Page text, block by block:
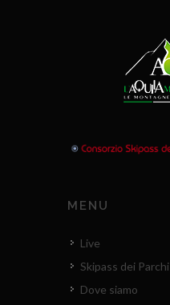
MENU
Live
Skipass dei Parchi
Dove siamo